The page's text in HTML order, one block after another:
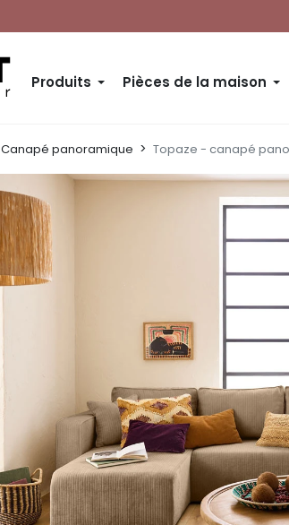
Produits Pièces de la maison
Canapé panoramique Topaze - canapé